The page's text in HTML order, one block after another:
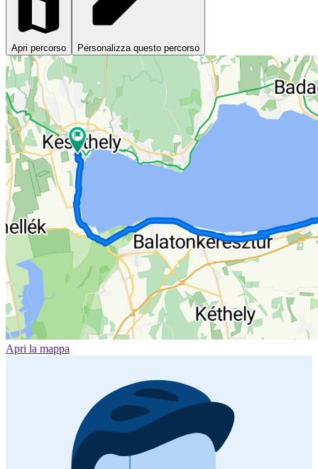
Apri percorso Personalizza questo percorso
Apri la mappa